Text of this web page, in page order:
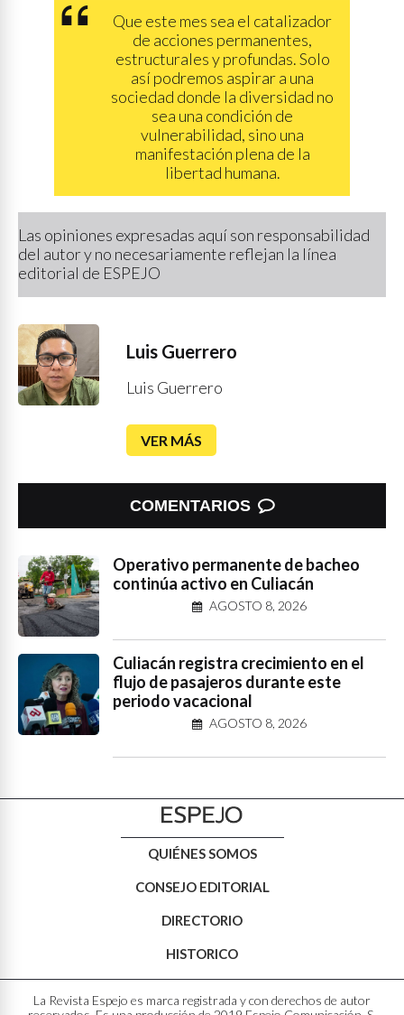
Que este mes sea el catalizador
de acciones permanentes,
estructurales y profundas. Solo
así podremos aspirar a una
sociedad donde la diversidad no
sea una condición de
vulnerabilidad, sino una
manifestación plena de la
libertad humana.
Las opiniones expresadas aquí son responsabilidad
del autor y no necesariamente reflejan la línea
editorial de ESPEJO
Luis Guerrero
Luis Guerrero
VER MÁS
COMENTARIOS
Operativo permanente de bacheo
continúa activo en Culiacán
AGOSTO 8, 2026
Culiacán registra crecimiento en el
flujo de pasajeros durante este
periodo vacacional
AGOSTO 8, 2026
QUIÉNES SOMOS
CONSEJO EDITORIAL
DIRECTORIO
HISTORICO
La Revista Espejo es marca registrada y con derechos de autor